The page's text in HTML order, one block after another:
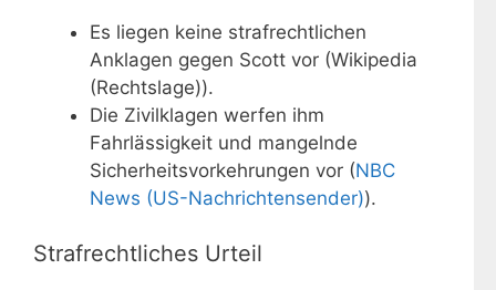
Es liegen keine strafrechtlichen
Anklagen gegen Scott vor (Wikipedia
(Rechtslage)).
Die Zivilklagen werfen ihm
Fahrlässigkeit und mangelnde
Sicherheitsvorkehrungen vor (NBC
News (US-Nachrichtensender)).
Strafrechtliches Urteil